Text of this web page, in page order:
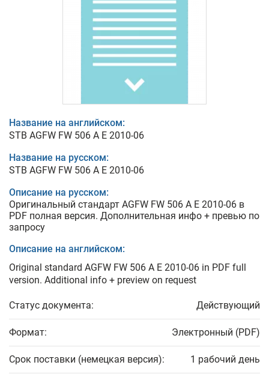
Название на английском:
STB AGFW FW 506 A E 2010-06
Название на русском:
STB AGFW FW 506 A E 2010-06
Описание на русском:
Оригинальный стандарт AGFW FW 506 A E 2010-06 в
PDF полная версия. Дополнительная инфо + превью по
запросу
Описание на английском:
Original standard AGFW FW 506 A E 2010-06 in PDF full
version. Additional info + preview on request
Статус документа: Действующий
Формат: Электронный (PDF)
Срок поставки (немецкая версия): 1 рабочий день